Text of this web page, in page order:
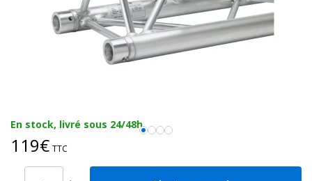
En stock, livré sous 24/48h
119€ TTC